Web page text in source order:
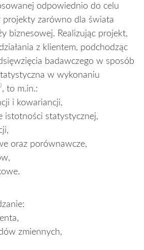
odpowiednio do celu
projekty zarówno dla świata
biznesowej. Realizując projekt,
z klientem, podchodząc
badawczego w sposób
w wykonaniu
, to m.in.:
i kowariancji,
istotności statystycznej,
oraz porównawcze,
zmiennych,